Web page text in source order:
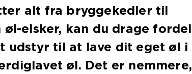
alt fra bryggekedler til
øl-elsker, kan du drage fordel
udstyr til at lave dit eget øl i
øl. Det er nemmere,